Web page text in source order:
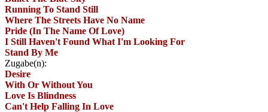
Running To Stand Still
Where The Streets Have No Name
Pride (In The Name Of Love)
I Still Haven't Found What I'm Looking For
Stand By Me
Zugabe(n):
Desire
With Or Without You
Love Is Blindness
Can't Help Falling In Love